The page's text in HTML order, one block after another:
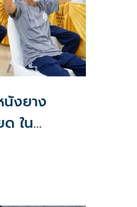
งยาง
ด ใน